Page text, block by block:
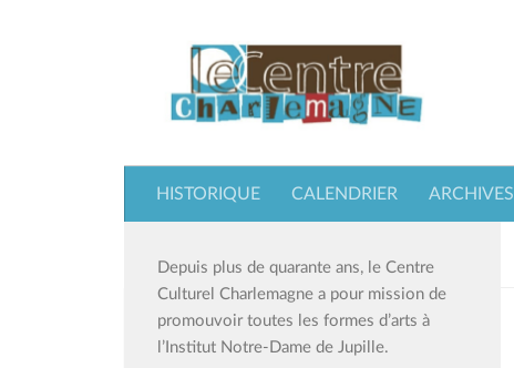
HISTORIQUE CALENDRIER ARCHIVES
Depuis plus de quarante ans, le Centre
Culturel Charlemagne a pour mission de
promouvoir toutes les formes d’arts à
l’Institut Notre-Dame de Jupille.